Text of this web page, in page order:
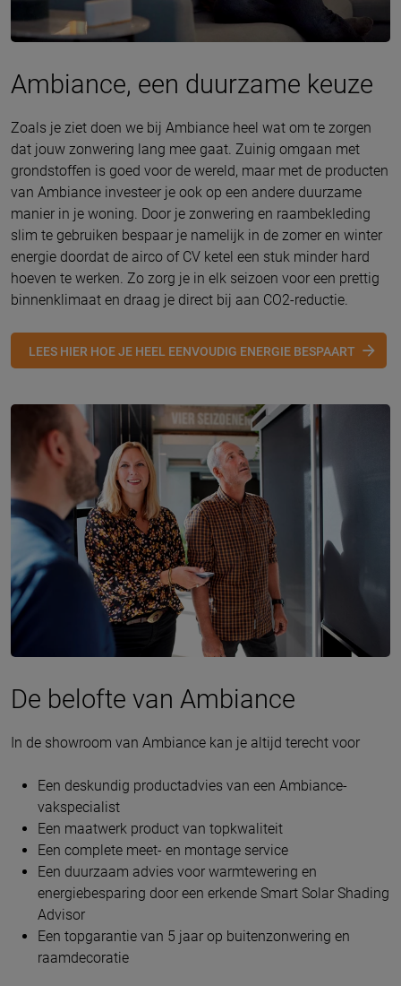
Ambiance, een duurzame keuze
Zoals je ziet doen we bij Ambiance heel wat om te zorgen
dat jouw zonwering lang mee gaat. Zuinig omgaan met
grondstoffen is goed voor de wereld, maar met de producten
van Ambiance investeer je ook op een andere duurzame
manier in je woning. Door je zonwering en raambekleding
slim te gebruiken bespaar je namelijk in de zomer en winter
energie doordat de airco of CV ketel een stuk minder hard
hoeven te werken. Zo zorg je in elk seizoen voor een prettig
binnenklimaat en draag je direct bij aan CO2-reductie.
LEES HIER HOE JE HEEL EENVOUDIG ENERGIE BESPAART
De belofte van Ambiance
In de showroom van Ambiance kan je altijd terecht voor
Een deskundig productadvies van een Ambiance-
vakspecialist
Een maatwerk product van topkwaliteit
Een complete meet- en montage service
Een duurzaam advies voor warmtewering en
energiebesparing door een erkende Smart Solar Shading
Advisor
Een topgarantie van 5 jaar op buitenzonwering en
raamdecoratie